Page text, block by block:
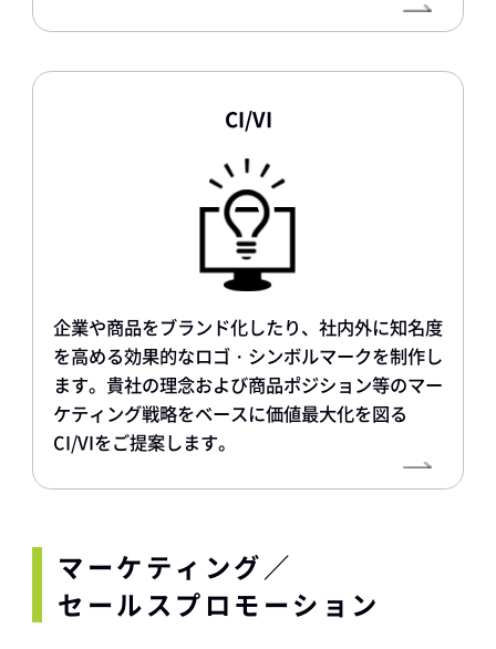
CI/VI
企業や商品をブランド化したり、社内外に知名度
を高める効果的なロゴ・シンボルマークを制作し
ます。貴社の理念および商品ポジション等のマー
ケティング戦略をベースに価値最大化を図る
CI/VIをご提案します。
マーケティング／
セールスプロモーション